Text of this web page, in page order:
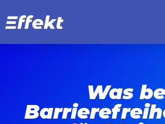
Was